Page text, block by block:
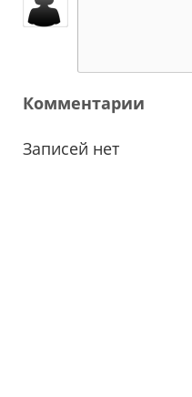
Комментарии
Записей нет